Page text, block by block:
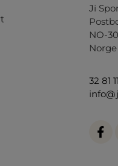
Ji
NO-
Norge
32 81